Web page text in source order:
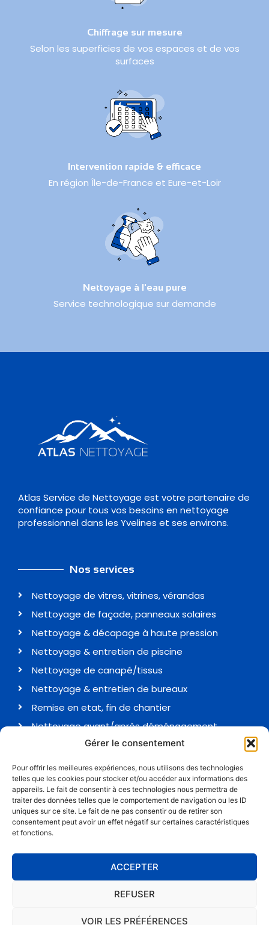
Gérer le consentement
Pour offrir les meilleures expériences, nous utilisons des technologies
telles que les cookies pour stocker et/ou accéder aux informations des
appareils. Le fait de consentir à ces technologies nous permettra de
traiter des données telles que le comportement de navigation ou les ID
uniques sur ce site. Le fait de ne pas consentir ou de retirer son
consentement peut avoir un effet négatif sur certaines caractéristiques
et fonctions.
ACCEPTER
REFUSER
VOIR LES PRÉFÉRENCES
Chiffrage sur mesure
Selon les superficies de vos espaces et de vos
surfaces
Intervention rapide & efficace
En région Île-de-France et Eure-et-Loir
Nettoyage à l'eau pure
Service technologique sur demande
Atlas Service de Nettoyage est votre partenaire de
confiance pour tous vos besoins en nettoyage
professionnel dans les Yvelines et ses environs.
Nos services
Nettoyage de vitres, vitrines, vérandas
Nettoyage de façade, panneaux solaires
Nettoyage & décapage à haute pression
Nettoyage & entretien de piscine
Nettoyage de canapé/tissus
Nettoyage & entretien de bureaux
Remise en etat, fin de chantier
Nettoyage avant/après déménagement
06 51 07 69 52
atlas.contact.sf@gmail.com
Rue des 3 moulins, 78660 Ablis
© Atlas Nettoyage tous droits réservés |